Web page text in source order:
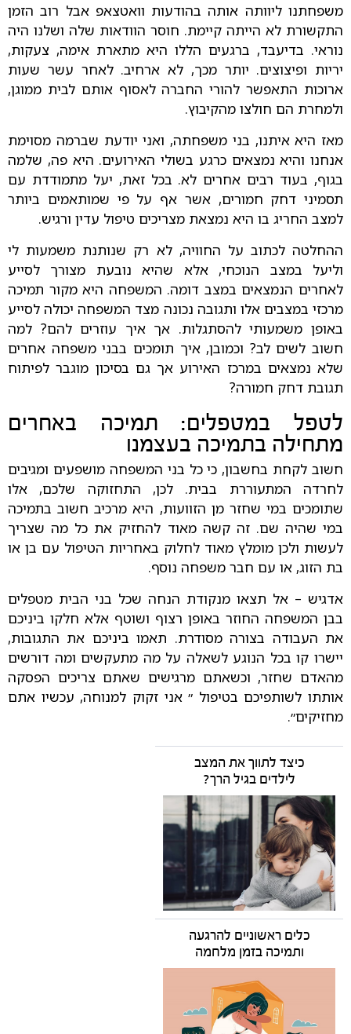
משפחתנו ליוותה אותה בהודעות וואטצאפ אבל רוב הזמן
התקשורת לא הייתה קיימת. חוסר הוודאות שלה ושלנו היה
נוראי. בדיעבד, ברגעים הללו היא מתארת אימה, צעקות,
יריות ופיצוצים. יותר מכך, לא ארחיב. לאחר עשר שעות
ארוכות התאפשר להורי החברה לאסוף אותם לבית ממוגן,
ולמחרת הם חולצו מהקיבוץ.
מאז היא איתנו, בני משפחתה, ואני יודעת שברמה מסוימת
אנחנו והיא נמצאים כרגע בשולי האירועים. היא פה, שלמה
בגוף, בעוד רבים אחרים לא. בכל זאת, יעל מתמודדת עם
תסמיני דחק חמורים, אשר אף על פי שמותאמים ביותר
למצב החריג בו היא נמצאת מצריכים טיפול עדין ורגיש.
ההחלטה לכתוב על החוויה, לא רק שנותנת משמעות לי
וליעל במצב הנוכחי, אלא שהיא נובעת מצורך לסייע
לאחרים הנמצאים במצב דומה. המשפחה היא מקור תמיכה
מרכזי במצבים אלו ותגובה נכונה מצד המשפחה יכולה לסייע
באופן משמעותי להסתגלות. אך איך עוזרים להם? למה
חשוב לשים לב? וכמובן, איך תומכים בבני משפחה אחרים
שלא נמצאים במרכז האירוע אך גם בסיכון מוגבר לפיתוח
תגובת דחק חמורה?
לטפל במטפלים: תמיכה באחרים
מתחילה בתמיכה בעצמנו
חשוב לקחת בחשבון, כי כל בני המשפחה מושפעים ומגיבים
לחרדה המתעוררת בבית. לכן, התחזוקה שלכם, אלו
שתומכים במי שחזר מן הזוועות, היא מרכיב חשוב בתמיכה
במי שהיה שם. זה קשה מאוד להחזיק את כל מה שצריך
לעשות ולכן מומלץ מאוד לחלוק באחריות הטיפול עם בן או
בת הזוג, או עם חבר משפחה נוסף.
אדגיש – אל תצאו מנקודת הנחה שכל בני הבית מטפלים
בבן המשפחה החוזר באופן רצוף ושוטף אלא חלקו ביניכם
את העבודה בצורה מסודרת. תאמו ביניכם את התגובות,
יישרו קו בכל הנוגע לשאלה על מה מתעקשים ומה דורשים
מהאדם שחזר, וכשאתם מרגישים שאתם צריכים הפסקה
אותתו לשותפיכם בטיפול ״ אני זקוק למנוחה, עכשיו אתם
מחזיקים״.
כיצד לתווך את המצב
לילדים בגיל הרך?
כלים ראשוניים להרגעה
ותמיכה בזמן מלחמה